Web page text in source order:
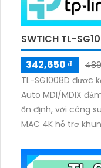
SWTICH TL-
342,650 ₫
TL-SG1008D được
Auto MDI/MDIX
ổn định, với công
MAC 4K hỗ trợ